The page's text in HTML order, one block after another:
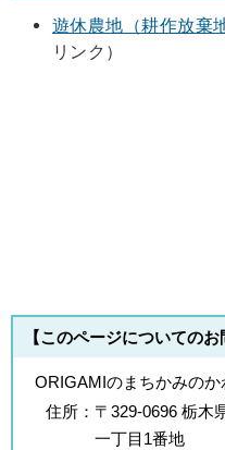
遊休農地（耕作放棄
リンク）
【このページについてのお
ORIGAMIのまちかみの
住所： 〒329-0696 栃木
一丁目1番地